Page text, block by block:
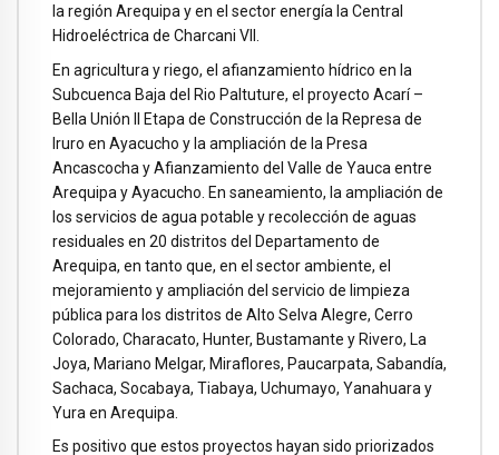
la región Arequipa y en el sector energía la Central
Hidroeléctrica de Charcani VII.
En agricultura y riego, el afianzamiento hídrico en la
Subcuenca Baja del Rio Paltuture, el proyecto Acarí –
Bella Unión II Etapa de Construcción de la Represa de
Iruro en Ayacucho y la ampliación de la Presa
Ancascocha y Afianzamiento del Valle de Yauca entre
Arequipa y Ayacucho. En saneamiento, la ampliación de
los servicios de agua potable y recolección de aguas
residuales en 20 distritos del Departamento de
Arequipa, en tanto que, en el sector ambiente, el
mejoramiento y ampliación del servicio de limpieza
pública para los distritos de Alto Selva Alegre, Cerro
Colorado, Characato, Hunter, Bustamante y Rivero, La
Joya, Mariano Melgar, Miraflores, Paucarpata, Sabandía,
Sachaca, Socabaya, Tiabaya, Uchumayo, Yanahuara y
Yura en Arequipa.
Es positivo que estos proyectos hayan sido priorizados